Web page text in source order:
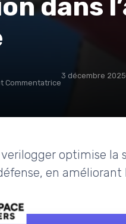
dans
Commentatrice
3 décembre 2025
optimise la
en